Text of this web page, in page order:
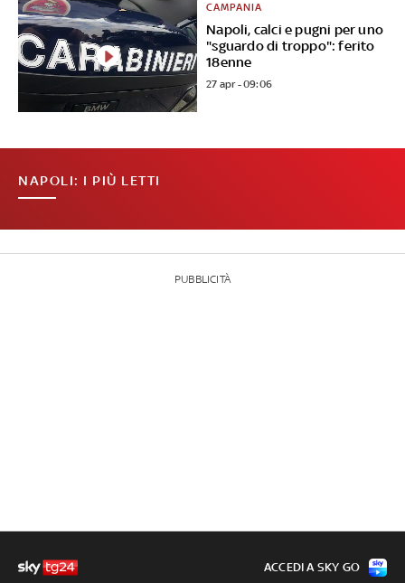
Napoli, calci e pugni per uno
"sguardo di troppo": ferito
18enne
CAMPANIA
27 apr - 09:06
NAPOLI: I PIÙ LETTI
PUBBLICITÀ
ACCEDI A SKY GO